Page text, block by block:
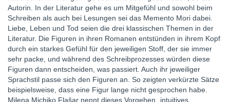
Autorin. In der Literatur gehe es um Mitgefühl und sowohl beim
Schreiben als auch bei Lesungen sei das Memento Mori dabei.
Liebe, Leben und Tod seien die drei klassischen Themen in der
Literatur. Die Figuren in ihren Romanen entstünden in ihrem Kopf
durch ein starkes Gefühl für den jeweiligen Stoff, der sie immer
sehr packe, und während des Schreibprozesses würden diese
Figuren dann entscheiden, was passiert. Auch ihr jeweiliger
Sprachstil passe sich den Figuren an. So zeigten verkürzte Sätze
beispielsweise, dass eine Figur lange nicht gesprochen habe.
Milena Michiko Flašar nennt dieses Vorgehen „intuitives